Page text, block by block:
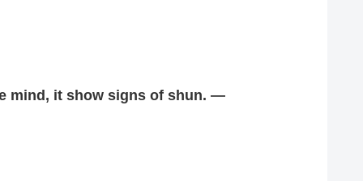
mind, it show signs of shun. —